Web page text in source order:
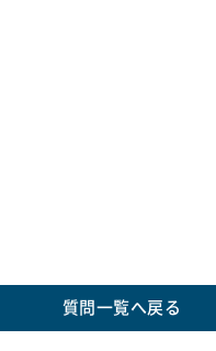
質問一覧へ戻る